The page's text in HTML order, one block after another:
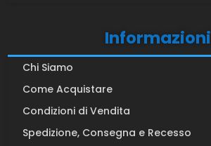
Informazioni
Chi Siamo
Come Acquistare
Condizioni di Vendita
Spedizione, Consegna e Recesso